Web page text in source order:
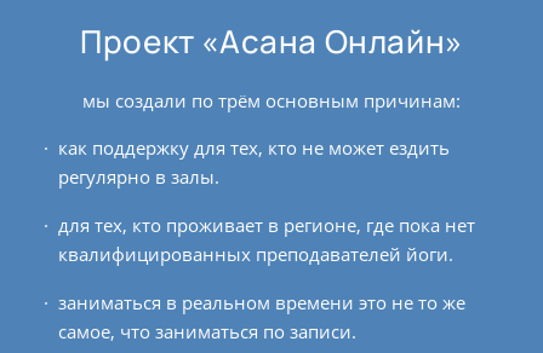
Проект «Асана Онлайн»
мы создали по трём основным причинам:
как поддержку для тех, кто не может ездить
регулярно в залы.
для тех, кто проживает в регионе, где пока нет
квалифицированных преподавателей йоги.
заниматься в реальном времени это не то же
самое, что заниматься по записи.